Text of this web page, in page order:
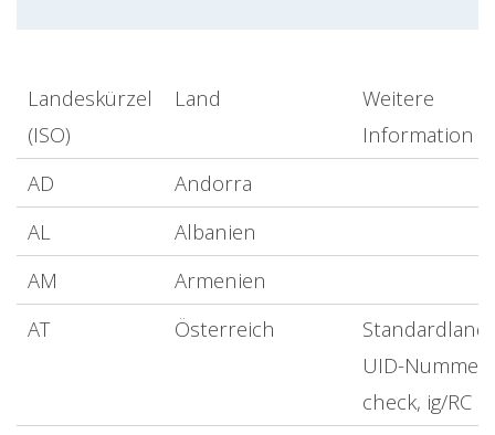
Landeskürzel
(ISO)
Land
Weitere
Information
AD
Andorra
AL
Albanien
AM
Armenien
AT
Österreich
Standardland,
UID-Nummer
check, ig/RC